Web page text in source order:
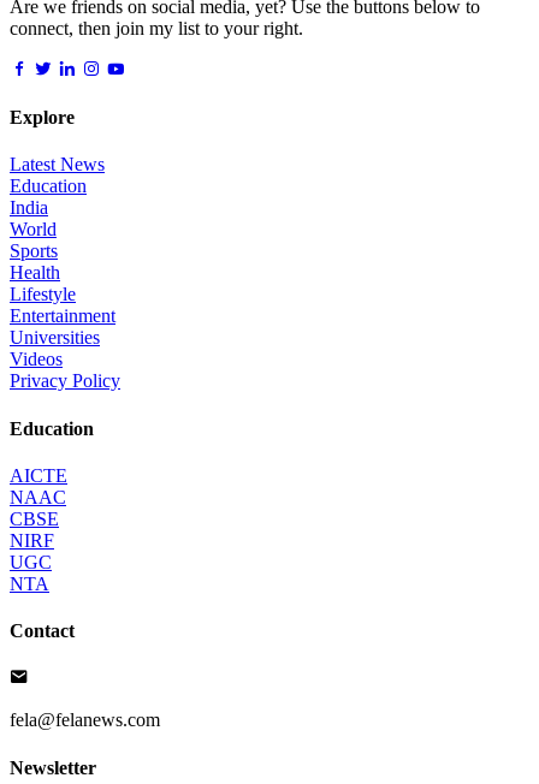
Are we friends on social media, yet? Use the buttons below to
connect, then join my list to your right.
Explore
Latest News
Education
India
World
Sports
Health
Lifestyle
Entertainment
Universities
Videos
Privacy Policy
Education
AICTE
NAAC
CBSE
NIRF
UGC
NTA
Contact
fela@felanews.com
Newsletter